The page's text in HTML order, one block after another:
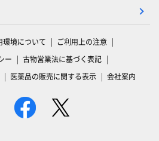
環境について
ご利用上の注意
ー
古物営業法に基づく表記
医薬品の販売に関する表示 会社案内